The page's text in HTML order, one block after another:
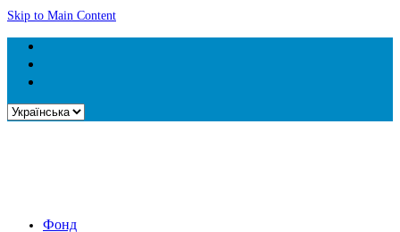
Skip to Main Content
Вибрати
Фонд